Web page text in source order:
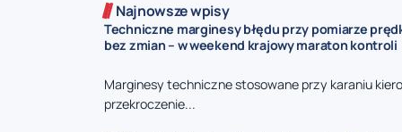
Najnowsze wpisy
Techniczne marginesy błędu przy pomiarze
bez zmian – w weekend krajowy maraton kontroli
Marginesy techniczne stosowane przy karaniu
przekroczenie...